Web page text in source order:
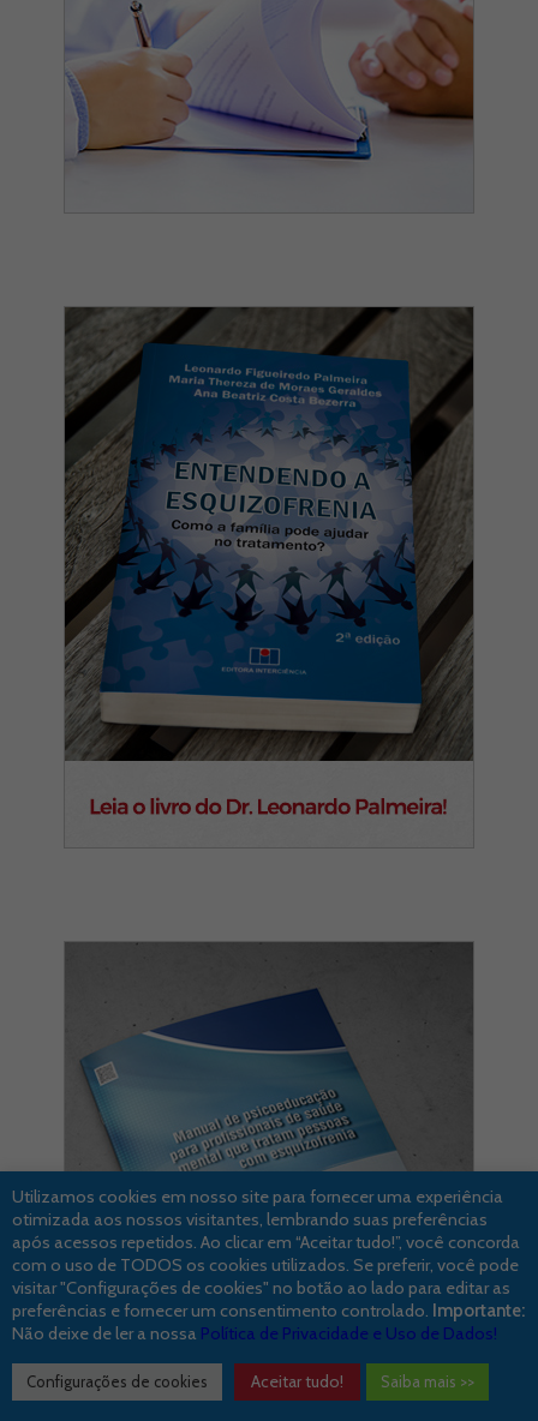
Utilizamos cookies em nosso site para fornecer uma experiência
otimizada aos nossos visitantes, lembrando suas preferências
após acessos repetidos. Ao clicar em “Aceitar tudo!”, você concorda
com o uso de TODOS os cookies utilizados. Se preferir, você pode
visitar "Configurações de cookies" no botão ao lado para editar as
preferências e fornecer um consentimento controlado. Importante:
Não deixe de ler a nossa Política de Privacidade e Uso de Dados!
Configurações de cookies Aceitar tudo! Saiba mais >>